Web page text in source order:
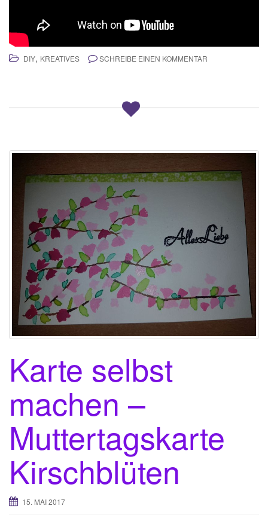
DIY, KREATIVES SCHREIBE EINEN KOMMENTAR
Karte selbst
machen –
Muttertagskarte
Kirschblüten
15. MAI 2017